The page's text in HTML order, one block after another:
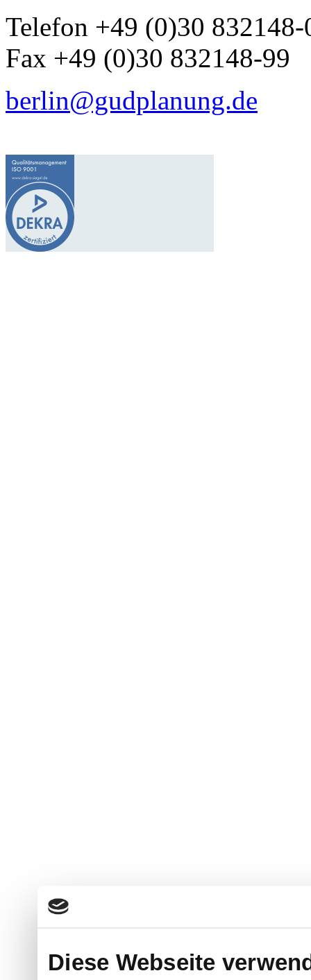
Diese Webseite
Telefon +49 (0)30 832148-
Fax +49 (0)30 832148-99
berlin@gudplanung.de